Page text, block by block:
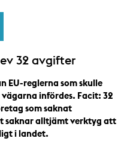
32 avgifter
EU-reglerna som skulle
infördes. Facit: 32
som saknat
saknar alltjämt verktyg att
i landet.